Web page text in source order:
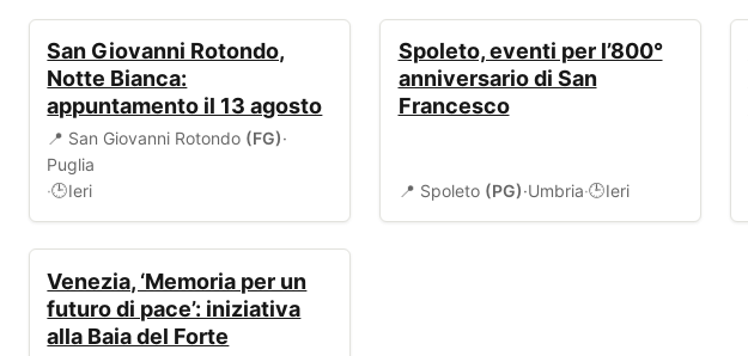
San Giovanni Rotondo,
Notte Bianca:
appuntamento il 13 agosto
📍 San Giovanni Rotondo (FG)·
Puglia
·🕒Ieri
Spoleto, eventi per l’800°
anniversario di San
Francesco
📍 Spoleto (PG)·Umbria·🕒Ieri
Venezia, ‘Memoria per un
futuro di pace’: iniziativa
alla Baia del Forte